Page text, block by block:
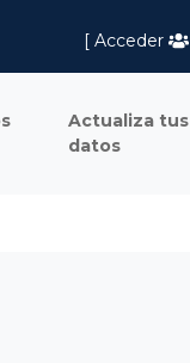
[ Acceder
Actualiza tus
datos